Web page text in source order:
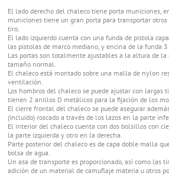
El lado derecho del chaleco tiene porta municiones,
municiones tiene un gran porta para transportar
tiro.
El lado izquierdo cuenta con una funda de pistola
las pistolas de marco mediano, y encina de la funda
Las portas son totalmente ajustables a la altura de la
tamaño normal.
El chaleco está montado sobre una malla de nylon
ventilación.
Los hombros del chaleco se puede ajustar con largas
tienen 2 anillos D metálicos para la fijación de los
El cierre frontal del chaleco se puede asegurar
(incluido) roscado a través de los lazos en la parte
El interior del chaleco cuenta con dos bolsillos con
la parte izquierda y otro en la derecha.
Parte posterior del chaleco es de capa doble malla
bolsa de agua.
Un asa de transporte es proporcionado, así como las
adición de un material de camuflaje materia u otros